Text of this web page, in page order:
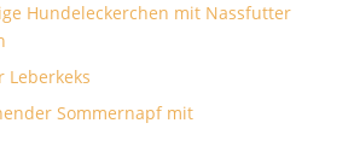
Hundeleckerchen mit Nassfutter
Leberkeks
Sommernapf mit